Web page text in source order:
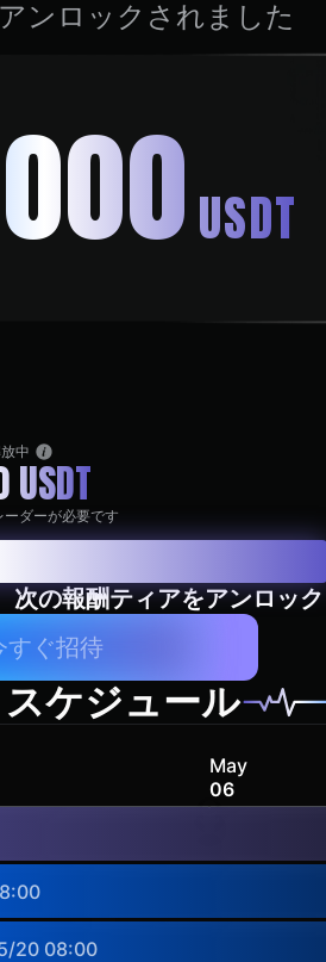
ンロックされました
USDT
中
USDT
ダーが必要です
次の報酬ティアをアンロック
すぐ招待
ケジュール
May
06
20 08:00